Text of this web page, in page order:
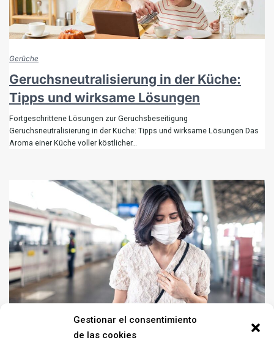
Gestionar el consentimiento
de las cookies
Gerüche
Geruchsneutralisierung in der Küche:
Tipps und wirksame Lösungen
Fortgeschrittene Lösungen zur Geruchsbeseitigung
Geruchsneutralisierung in der Küche: Tipps und wirksame Lösungen Das
Aroma einer Küche voller köstlicher…